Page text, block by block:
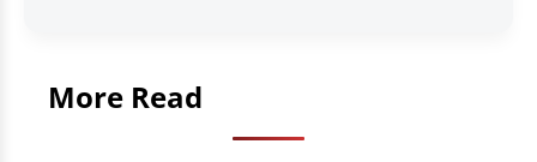
More Read